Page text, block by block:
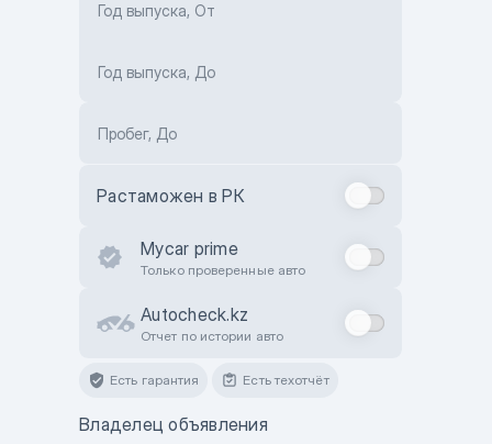
Год выпуска, От
Год выпуска, До
Пробег, До
Растаможен в РК
Mycar prime
Только проверенные авто
Autocheck.kz
Отчет по истории авто
Есть гарантия Есть техотчёт
Владелец объявления